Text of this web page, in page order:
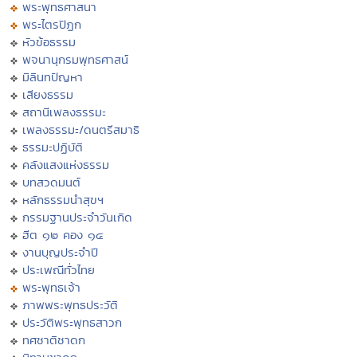
พระพุทธศาสนา
พระไตรปิฏก
หัวข้อธรรม
พจนานุกรมพุทธศาสน์
มิลินทปัญหา
เสียงธรรม
สถานีเพลงธรรมะ
เพลงธรรมะ/ดนตรีสมาธิ
ธรรมะปฏิบัติ
คลังแสงแห่งธรรม
บทสวดมนต์
หลักธรรมนำสุขฯ
กรรมฐานประจำวันเกิด
ฮีต ๑๒ คอง ๑๔
งานบุญประจำปี
ประเพณีทั่วไทย
พระพุทธเจ้า
ภาพพระพุทธประวัติ
ประวัติพระพุทธสาวก
ทศชาติชาดก